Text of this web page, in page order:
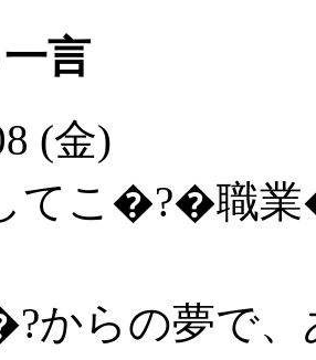
言
(金)
てこ�?�職業
らの夢で、